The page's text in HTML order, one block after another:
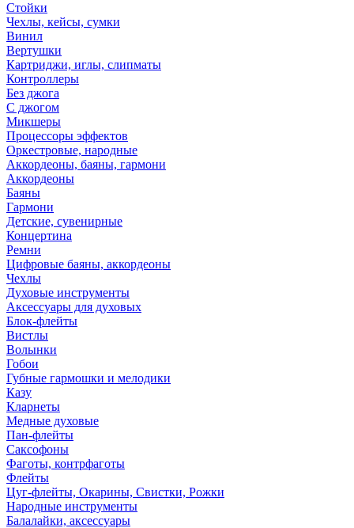
Стойки
Чехлы, кейсы, сумки
Винил
Вертушки
Картриджи, иглы, слипматы
Контроллеры
Без джога
С джогом
Микшеры
Процессоры эффектов
Оркестровые, народные
Аккордеоны, баяны, гармони
Аккордеоны
Баяны
Гармони
Детские, сувенирные
Концертина
Ремни
Цифровые баяны, аккордеоны
Чехлы
Духовые инструменты
Аксессуары для духовых
Блок-флейты
Вистлы
Волынки
Гобои
Губные гармошки и мелодики
Казу
Кларнеты
Медные духовые
Пан-флейты
Саксофоны
Фаготы, контрфаготы
Флейты
Цуг-флейты, Окарины, Свистки, Рожки
Народные инструменты
Балалайки, аксессуары